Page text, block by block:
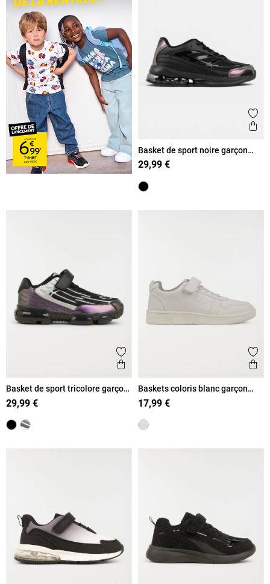
Basket de sport noire garçon
(36-39)
29,99 €
Ajouter aux favoris
Aperçu rapide
Basket de sport tricolore garçon
(31-39)
29,99 €
Baskets coloris blanc garçon
(31-39)
17,99 €